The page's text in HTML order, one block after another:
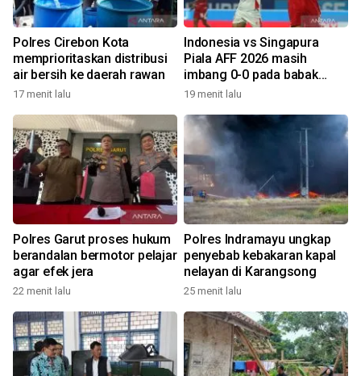
Polres Cirebon Kota
memprioritaskan distribusi
air bersih ke daerah rawan
17 menit lalu
Indonesia vs Singapura
Piala AFF 2026 masih
imbang 0-0 pada babak
pertama
19 menit lalu
Polres Garut proses hukum
berandalan bermotor pelajar
agar efek jera
22 menit lalu
Polres Indramayu ungkap
penyebab kebakaran kapal
nelayan di Karangsong
25 menit lalu